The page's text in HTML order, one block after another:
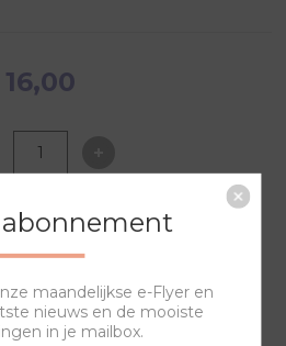
16,00
WINKELWAGEN
abonnement
maandelijkse e-Flyer en
nieuws en de mooiste
in je mailbox.